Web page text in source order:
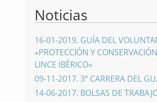
Noticias
16-01-2019. GUÍA DEL
«PROTECCIÓN Y
LINCE IBÉRICO»
09-11-2017. 3ª CARRERA DEL
14-06-2017. BOLSAS DE